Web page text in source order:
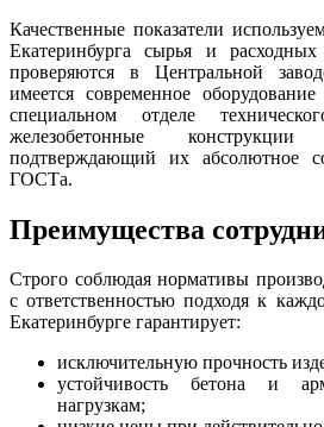
Качественные показатели
Екатеринбурга сырья и
проверяются в Центральной
имеется современное
специальном отделе
железобетонные
подтверждающий их абсолютное
ГОСТа.
Преимущества
Строго соблюдая нормативы
с ответственностью подходя к
Екатеринбурге гарантирует:
исключительную прочность
устойчивость бетона и
нагрузкам;